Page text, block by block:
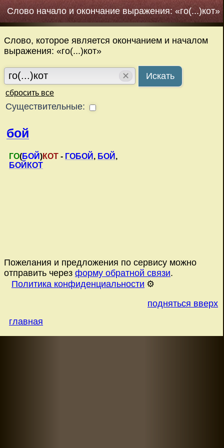
Слово начало и окончание выражения: «го(...)кот»
Слово, которое является окончанием и началом
выражения: «го(...)кот»
✕ Искать
сбросить все
Существительные:
бой
ГО(БОЙ)КОТ - ГОБОЙ , БОЙ ,
БОЙКОТ
Пожелания и предложения по сервису можно
отправить через форму обратной связи.
Политика конфиденциальности ⚙️
подняться вверх
главная